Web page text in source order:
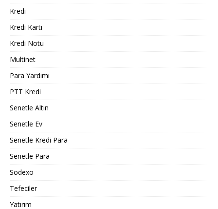
Kredi
Kredi Kartı
Kredi Notu
Multinet
Para Yardımı
PTT Kredi
Senetle Altın
Senetle Ev
Senetle Kredi Para
Senetle Para
Sodexo
Tefeciler
Yatırım